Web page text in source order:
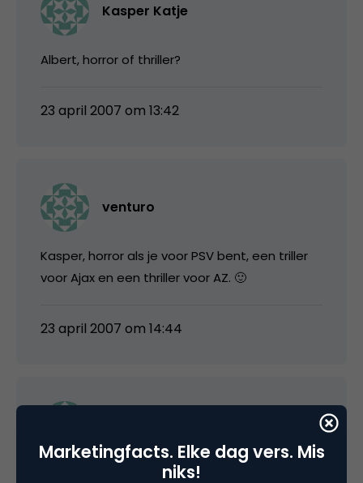
Kasper Katje
Albert, horror of thriller?
23 april 2007 om 13:42
venturo
Kasper, horror als je voor PSV bent, een triller
voor Ajax en een thriller voor AZ. 🙂
23 april 2007 om 14:44
Ik ben al sinds mijn 8e PSV aanhanger, en heb
Marketingfacts. Elke dag vers. Mis
niks!